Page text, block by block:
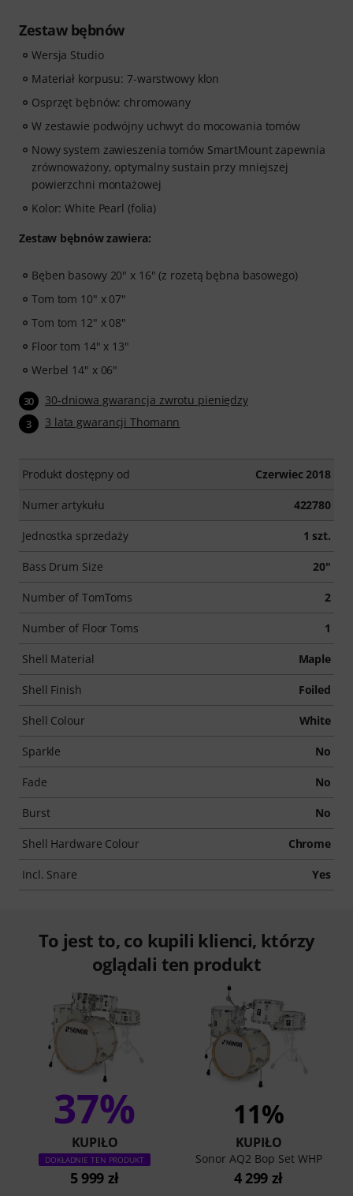
Zestaw bębnów
Wersja Studio
Materiał korpusu: 7-warstwowy klon
Osprzęt bębnów: chromowany
W zestawie podwójny uchwyt do mocowania tomów
Nowy system zawieszenia tomów SmartMount zapewnia
zrównoważony, optymalny sustain przy mniejszej
powierzchni montażowej
Kolor: White Pearl (folia)
Zestaw bębnów zawiera:
Bęben basowy 20" x 16" (z rozetą bębna basowego)
Tom tom 10" x 07"
Tom tom 12" x 08"
Floor tom 14" x 13"
Werbel 14" x 06"
30 30-dniowa gwarancja zwrotu pieniędzy
3 3 lata gwarancji Thomann
Produkt dostępny od Czerwiec 2018
Numer artykułu 422780
Jednostka sprzedaży 1 szt.
Bass Drum Size 20"
Number of TomToms 2
Number of Floor Toms 1
Shell Material Maple
Shell Finish Foiled
Shell Colour White
Sparkle No
Fade No
Burst No
Shell Hardware Colour Chrome
Incl. Snare Yes
To jest to, co kupili klienci, którzy
oglądali ten produkt
37%
KUPIŁO
DOKŁADNIE TEN PRODUKT
5 999 zł
11%
KUPIŁO
Sonor AQ2 Bop Set WHP
4 299 zł